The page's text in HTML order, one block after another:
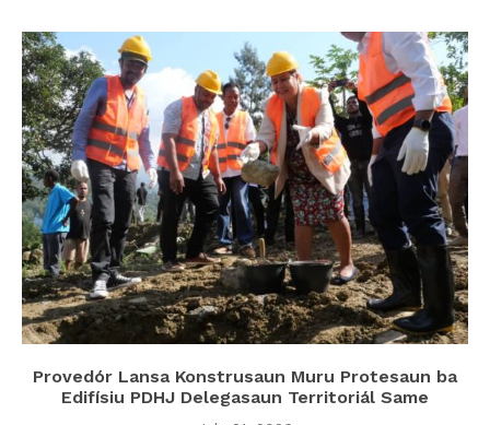
Provedór Lansa Konstrusaun Muru Protesaun ba
Edifísiu PDHJ Delegasaun Territoriál Same